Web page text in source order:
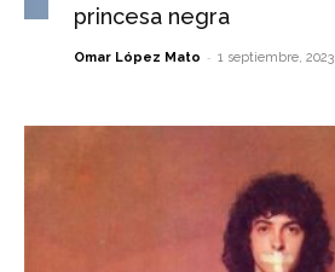
princesa negra
Omar López Mato - 1 septiembre, 2023